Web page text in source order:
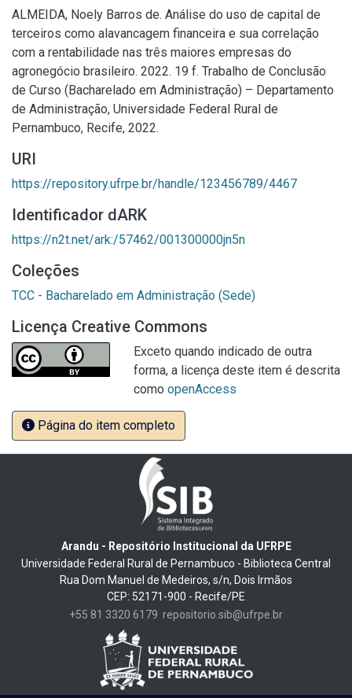
ALMEIDA, Noely Barros de. Análise do uso de capital de
terceiros como alavancagem financeira e sua correlação
com a rentabilidade nas três maiores empresas do
agronegócio brasileiro. 2022. 19 f. Trabalho de Conclusão
de Curso (Bacharelado em Administração) – Departamento
de Administração, Universidade Federal Rural de
Pernambuco, Recife, 2022.
URI
https://repository.ufrpe.br/handle/123456789/4467
Identificador dARK
https://n2t.net/ark:/57462/001300000jn5n
Coleções
TCC - Bacharelado em Administração (Sede)
Licença Creative Commons
Exceto quando indicado de outra
forma, a licença deste item é descrita
como openAccess
Página do item completo
Arandu - Repositório Institucional da UFRPE
Universidade Federal Rural de Pernambuco - Biblioteca Central
Rua Dom Manuel de Medeiros, s/n, Dois Irmãos
CEP: 52171-900 - Recife/PE
+55 81 3320 6179 repositorio.sib@ufrpe.br